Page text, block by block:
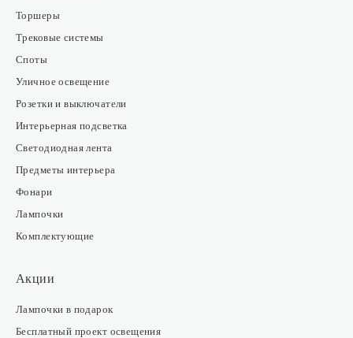
Торшеры
Трековые системы
Споты
Уличное освещение
Розетки и выключатели
Интерьерная подсветка
Светодиодная лента
Предметы интерьера
Фонари
Лампочки
Комплектующие
Акции
Лампочки в подарок
Бесплатный проект освещения